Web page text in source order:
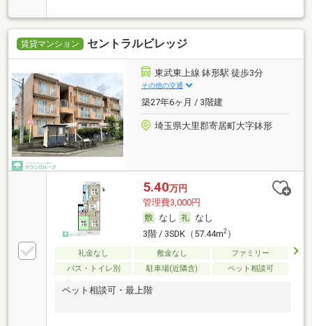
賃貸マンション セントラルビレッジ
東武東上線 鉢形駅 徒歩3分
その他の交通
築27年6ヶ月 / 3階建
埼玉県大里郡寄居町大字鉢形
5.40万円
管理費3,000円
なし
なし
3階 / 3SDK（57.44m2）
礼金なし 敷金なし
ファミリー
バス・トイレ別
駐車場(近隣含) ペット相談可
ペット相談可・最上階